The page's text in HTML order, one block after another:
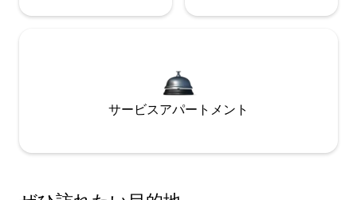
サービスアパートメント